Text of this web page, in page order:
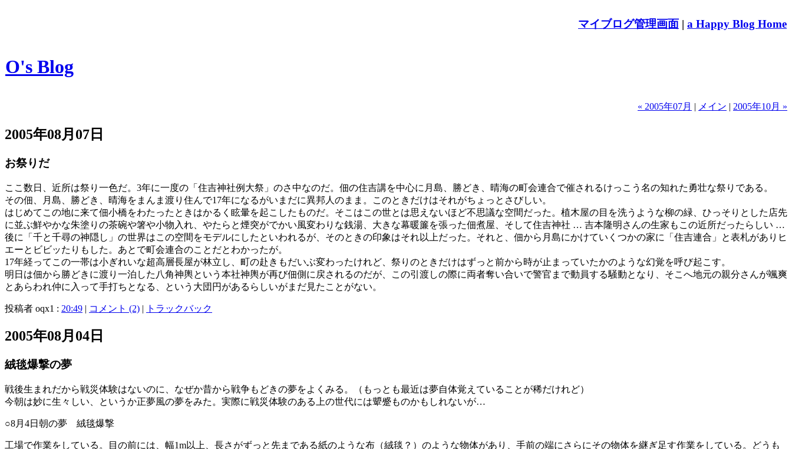
マイブログ管理画面 | a Happy Blog Home
O's Blog
« 2005年07月 | メイン | 2005年10月 »
2005年08月07日
お祭りだ
ここ数日、近所は祭り一色だ。3年に一度の「住吉神社例大祭」のさ中なのだ。佃の住吉講を中心に月島、勝どき、晴海の町会連合で催されるけっこう名の知れた勇壮な祭りである。
その佃、月島、勝どき、晴海をまんま渡り住んで17年になるがいまだに異邦人のまま。このときだけはそれがちょっとさびしい。
はじめてこの地に来て佃小橋をわたったときはかるく眩暈を起こしたものだ。そこはこの世とは思えないほど不思議な空間だった。植木屋の目を洗うような柳の緑、ひっそりとした店先
に並ぶ鮮やかな朱塗りの茶碗や箸や小物入れ、やたらと煙突がでかい風変わりな銭湯、大きな幕暖簾を張った佃煮屋、そして住吉神社 … 吉本隆明さんの生家もこの近所だったらしい …
後に「千と千尋の神隠し」の世界はこの空間をモデルにしたといわれるが、そのときの印象はそれ以上だった。それと、佃から月島にかけていくつかの家に「住吉連合」と表札がありヒ
エーとビビッたりもした。あとで町会連合のことだとわかったが。
17年経ってこの一帯は小ぎれいな超高層長屋が林立し、町の赴きもだいぶ変わったけれど、祭りのときだけはずっと前から時が止まっていたかのような幻覚を呼び起こす。
明日は佃から勝どきに渡り一泊した八角神輿という本社神輿が再び佃側に戻されるのだが、この引渡しの際に両者奪い合いで警官まで動員する騒動となり、そこへ地元の親分さんが颯爽
とあらわれ仲に入って手打ちとなる、という大団円があるらしいがまだ見たことがない。
投稿者 oqx1 : 20:49 | コメント (2) | トラックバック
2005年08月04日
絨毯爆撃の夢
戦後生まれだから戦災体験はないのに、なぜか昔から戦争もどきの夢をよくみる。（もっとも最近は夢自体覚えていることが稀だけれど）
今朝は妙に生々しい、というか正夢風の夢をみた。実際に戦災体験のある上の世代には顰蹙ものかもしれないが…
○8月4日朝の夢 絨毯爆撃
工場で作業をしている。目の前には、幅1m以上、長さがずっと先まである紙のような布（絨毯？）のような物体があり、手前の端にさらにその物体を継ぎ足す作業をしている。どうも